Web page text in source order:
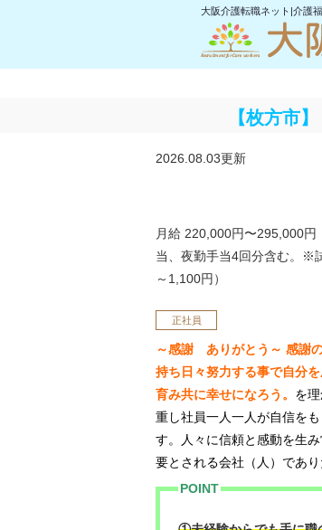
大阪介護転職ネット|介護
【枚方市
2026.08.03更新
月給 220,000円〜295,000円
当、夜勤手当4回分含む。※
～1,100円）
正社員
～感謝 ありがとう～ 感謝
持ち日々努力する事で自分を
育み共に幸せになろう。 を
重し社員一人一人が自信を
す。人々に信頼と感動を生
要とされる会社（人）であり
POINT